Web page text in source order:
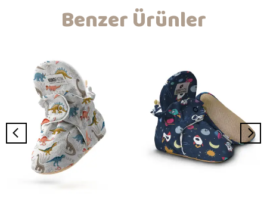
Benzer Ürünler